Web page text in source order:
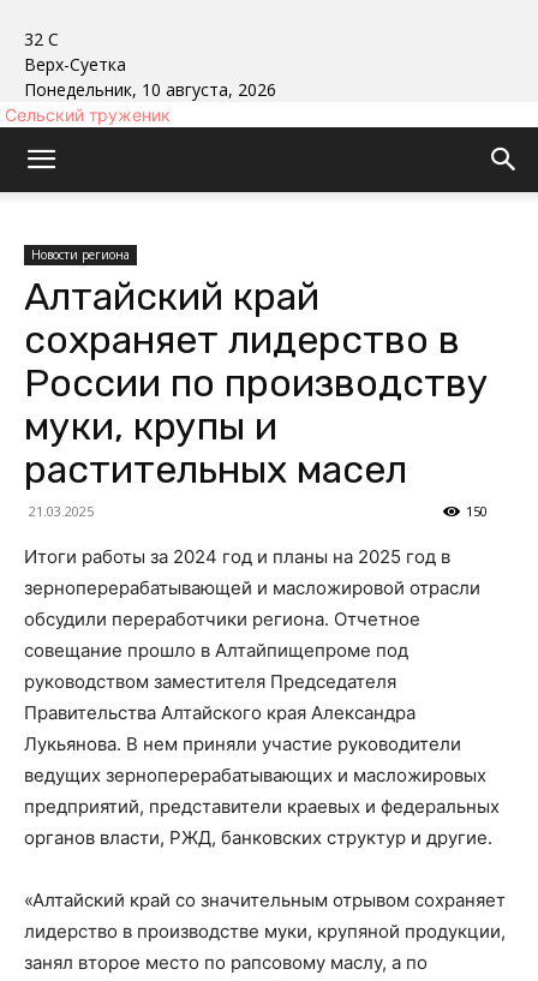
32 C
Верх-Суетка
Понедельник, 10 августа, 2026
Сельский труженик
Новости региона
Алтайский край
сохраняет лидерство в
России по производству
муки, крупы и
растительных масел
21.03.2025 150
Итоги работы за 2024 год и планы на 2025 год в
зерноперерабатывающей и масложировой отрасли
обсудили переработчики региона. Отчетное
совещание прошло в Алтайпищепроме под
руководством заместителя Председателя
Правительства Алтайского края Александра
Лукьянова. В нем приняли участие руководители
ведущих зерноперерабатывающих и масложировых
предприятий, представители краевых и федеральных
органов власти, РЖД, банковских структур и другие.
«Алтайский край со значительным отрывом сохраняет
лидерство в производстве муки, крупяной продукции,
занял второе место по рапсовому маслу, а по